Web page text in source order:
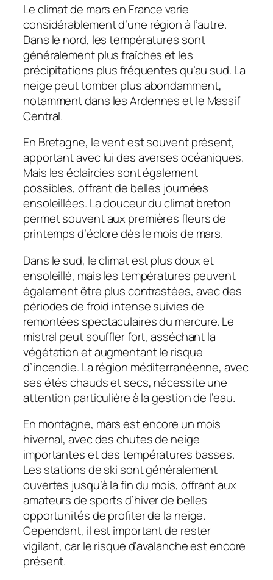
Le climat de mars en France varie
considérablement d’une région à l’autre.
Dans le nord, les températures sont
généralement plus fraîches et les
précipitations plus fréquentes qu’au sud. La
neige peut tomber plus abondamment,
notamment dans les Ardennes et le Massif
Central.
En Bretagne, le vent est souvent présent,
apportant avec lui des averses océaniques.
Mais les éclaircies sont également
possibles, offrant de belles journées
ensoleillées. La douceur du climat breton
permet souvent aux premières fleurs de
printemps d’éclore dès le mois de mars.
Dans le sud, le climat est plus doux et
ensoleillé, mais les températures peuvent
également être plus contrastées, avec des
périodes de froid intense suivies de
remontées spectaculaires du mercure. Le
mistral peut souffler fort, asséchant la
végétation et augmentant le risque
d’incendie. La région méditerranéenne, avec
ses étés chauds et secs, nécessite une
attention particulière à la gestion de l’eau.
En montagne, mars est encore un mois
hivernal, avec des chutes de neige
importantes et des températures basses.
Les stations de ski sont généralement
ouvertes jusqu’à la fin du mois, offrant aux
amateurs de sports d’hiver de belles
opportunités de profiter de la neige.
Cependant, il est important de rester
vigilant, car le risque d’avalanche est encore
présent.